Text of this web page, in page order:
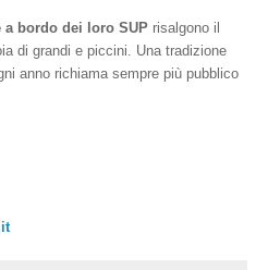
a bordo dei loro SUP risalgono il
di grandi e piccini. Una tradizione
anno richiama sempre più pubblico